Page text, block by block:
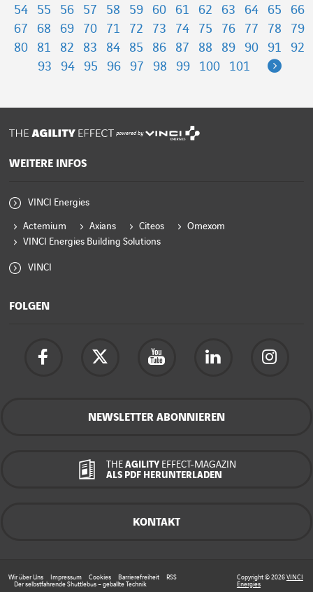
54
55 56 57 58 59 60 61 62 63 64 65
66
67
68 69 70 71 72 73 74 75 76 77 78
79
80
81 82 83 84 85 86 87 88 89 90 91
92
93
94 95 96 97 98 99 100 101 Next
powered by
WEITERE INFOS
VINCI Energies
Actemium Axians Citeos
Omexom
VINCI Energies Building Solutions
VINCI
FOLGEN
NEWSLETTER ABONNIEREN
THE AGILITY EFFECT-MAGAZIN
ALS PDF HERUNTERLADEN
KONTAKT
Wir über Uns Impressum Cookies Barrierefreiheit
RSS
Der selbstfahrende Shuttlebus – geballte Technik
Copyright © 2026 VINCI
Energies